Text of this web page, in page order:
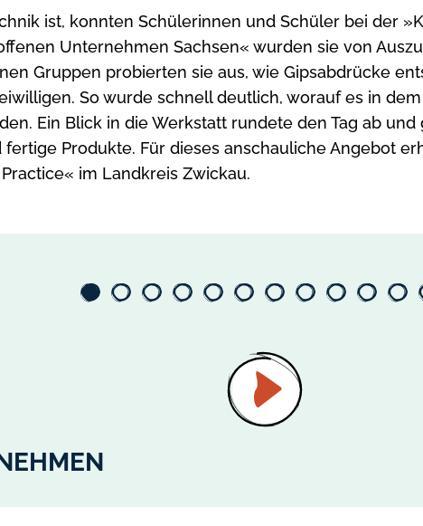
ist, konnten Schülerinnen und Schüler bei der
Unternehmen Sachsen« wurden sie von
Gruppen probierten sie aus, wie Gipsabdrücke
So wurde schnell deutlich, worauf es in
Ein Blick in die Werkstatt rundete den Tag ab und
Produkte. Für dieses anschauliche Angebot
im Landkreis Zwickau.